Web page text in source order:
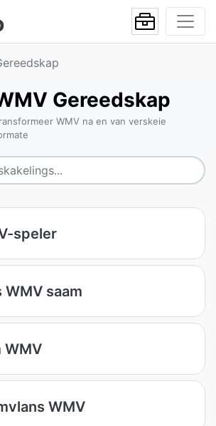
Gereedskap
WMV na en van verskeie
speler
WMV saam
WMV
WMV